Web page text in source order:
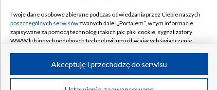
Rada Programowa
System NOS
Informacje o nadawcy
Program dla prasy
Kontakt
Kanały
©2026 Telewizja Polska S.A. w likwidacji
Twoje dane osobowe zbierane podczas odwiedzania przez Ciebie naszych
poszczególnych serwisówzwanych dalej „Portalem”, w tym informacje
zapisywane za pomocą technologii takich jak: pliki cookie, sygnalizatory
WWW lub innych podobnych technologii umożliwiających świadczenie
ruchu w Internecie.
Twoje dane osobowe zbierane podczas odwiedzania przez Ciebie
Akceptuję i przechodzę do serwisu